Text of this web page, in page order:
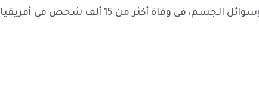
وتسبب إيبولا الذي ينتقل عبر المخالطة المباشرة وسوائل الجسم، في وفاة أكثر من 15 ألف شخص في أفريقيا